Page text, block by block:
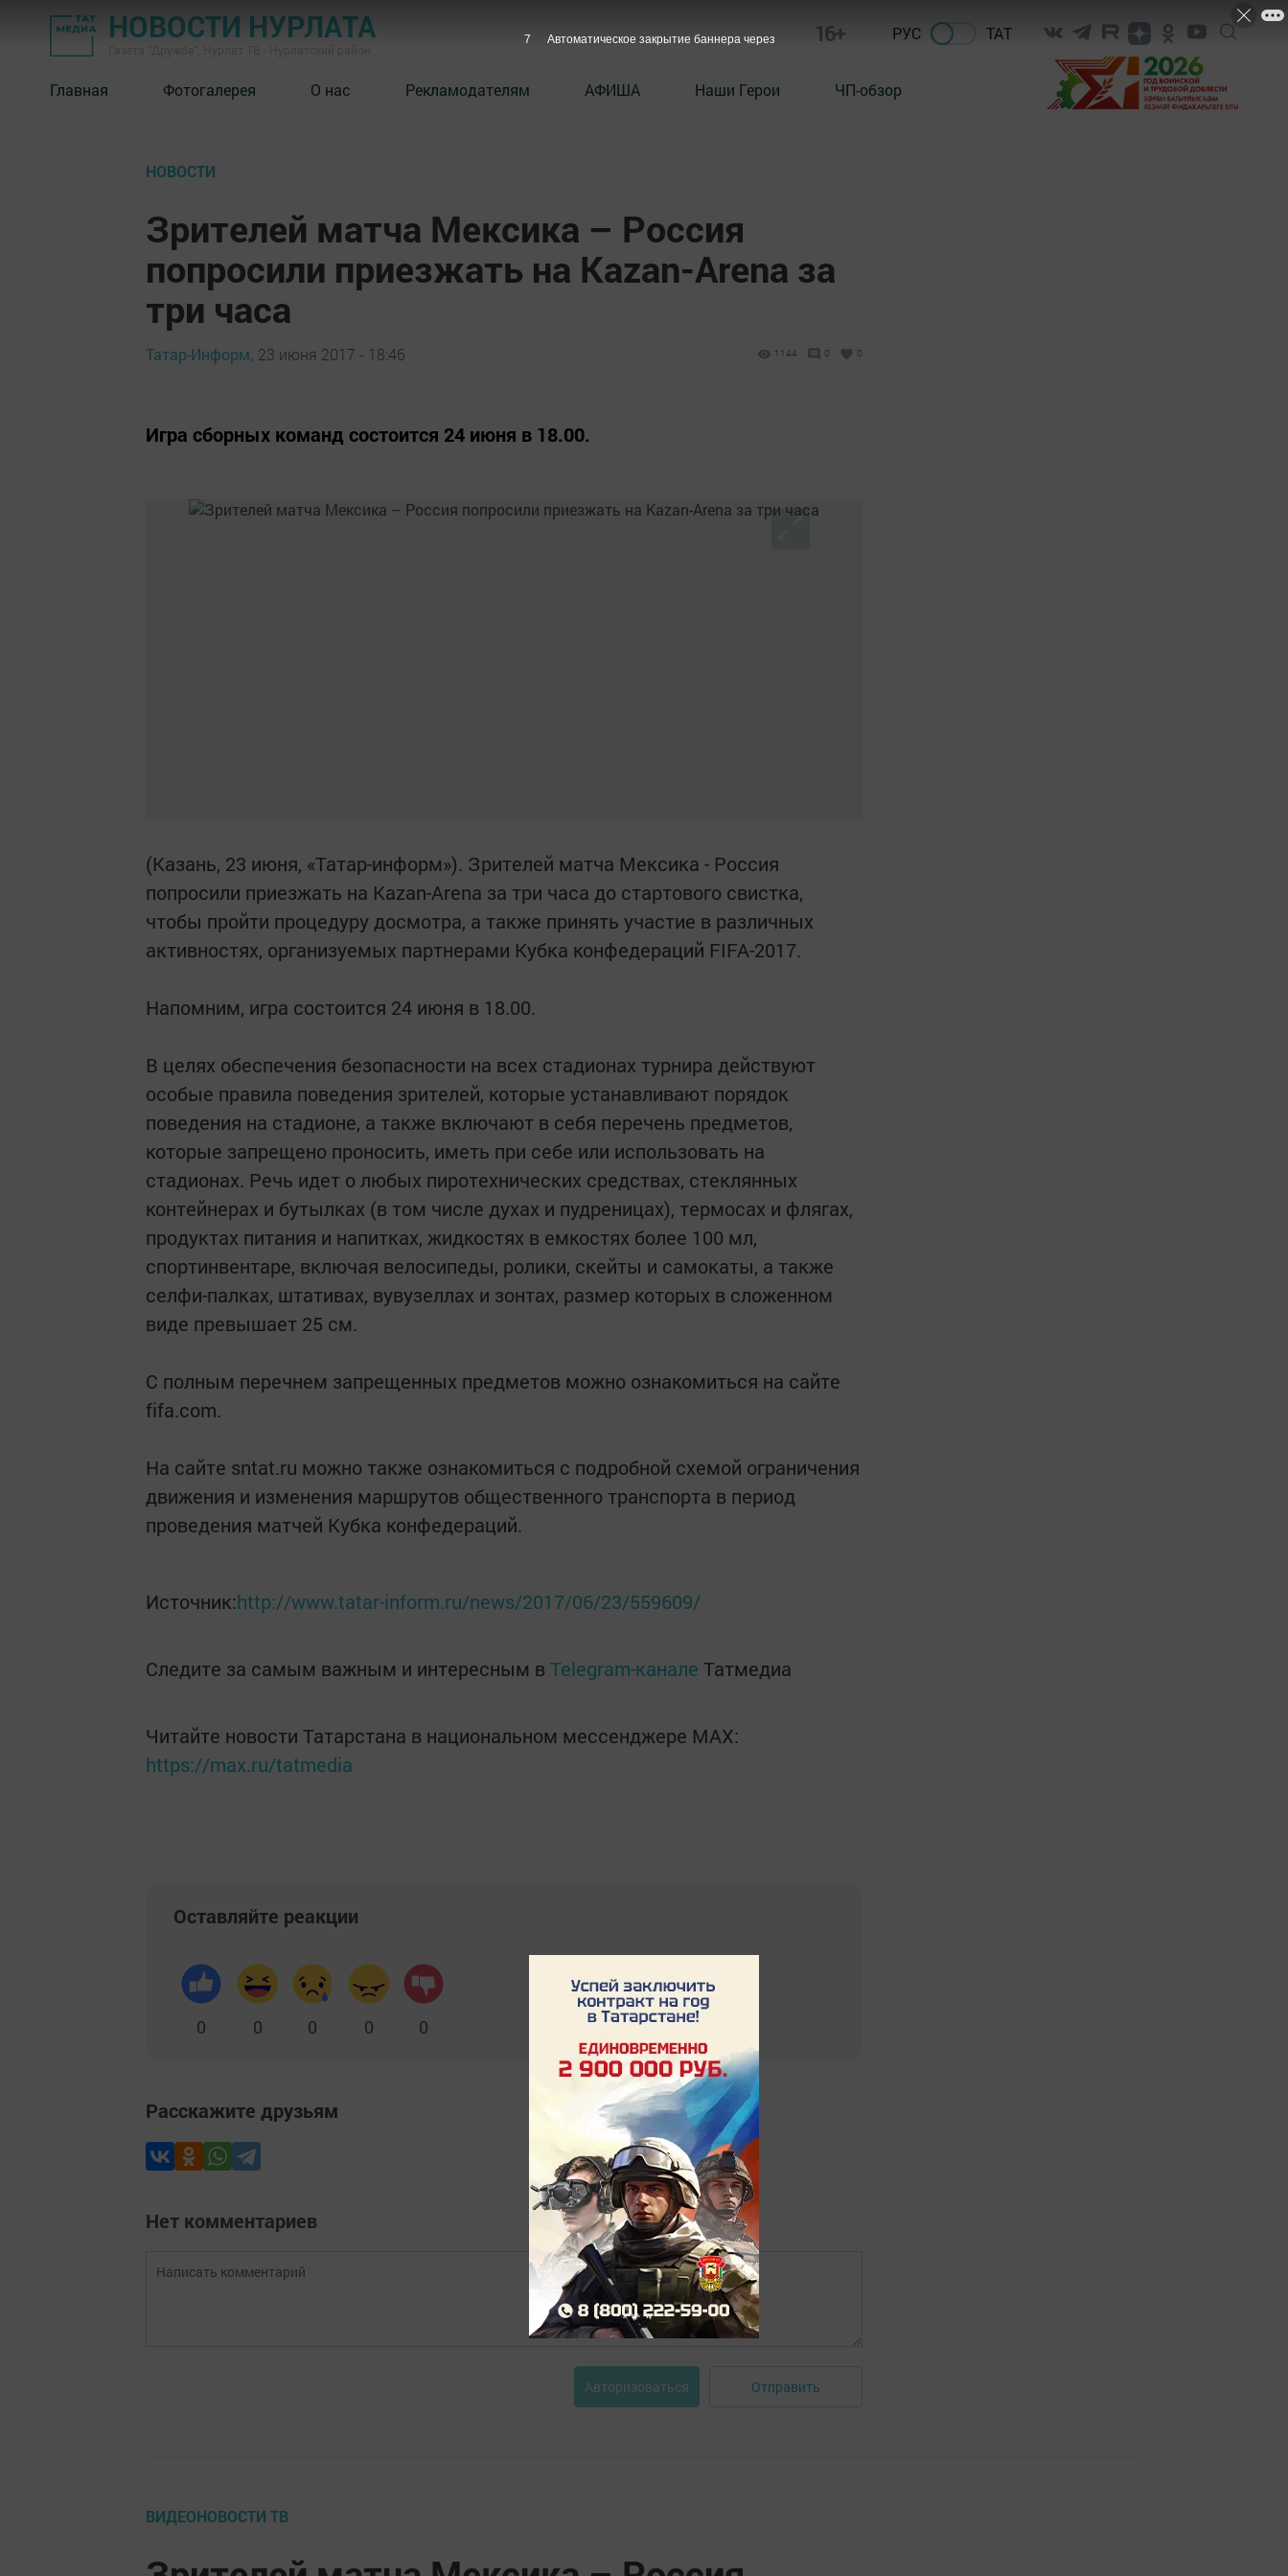
НОВОСТИ НУРЛАТА 16+ РУС ТАТ
Главная Фотогалерея О нас Рекламодателям АФИША Наши Герои ЧП-обзор
НОВОСТИ
Зрителей матча Мексика – Россия
попросили приезжать на Kazan-Arena за
три часа
Татар-Информ, 23 июня 2017 - 18:46 1144 0 0
Игра сборных команд состоится 24 июня в 18.00.
(Казань, 23 июня, «Татар-информ»). Зрителей матча Мексика - Россия
попросили приезжать на Kazan-Arena за три часа до стартового свистка,
чтобы пройти процедуру досмотра, а также принять участие в различных
активностях, организуемых партнерами Кубка конфедераций FIFA-2017.
Напомним, игра состоится 24 июня в 18.00.
В целях обеспечения безопасности на всех стадионах турнира действуют
особые правила поведения зрителей, которые устанавливают порядок
поведения на стадионе, а также включают в себя перечень предметов,
которые запрещено проносить, иметь при себе или использовать на
стадионах. Речь идет о любых пиротехнических средствах, стеклянных
контейнерах и бутылках (в том числе духах и пудреницах), термосах и флягах,
продуктах питания и напитках, жидкостях в емкостях более 100 мл,
спортинвентаре, включая велосипеды, ролики, скейты и самокаты, а также
селфи-палках, штативах, вувузеллах и зонтах, размер которых в сложенном
виде превышает 25 см.
С полным перечнем запрещенных предметов можно ознакомиться на сайте
fifa.com.
На сайте sntat.ru можно также ознакомиться с подробной схемой ограничения
движения и изменения маршрутов общественного транспорта в период
проведения матчей Кубка конфедераций.
Источник:http://www.tatar-inform.ru/news/2017/06/23/559609/
Следите за самым важным и интересным в Telegram-канале Татмедиа
Читайте новости Татарстана в национальном мессенджере MАХ:
https://max.ru/tatmedia
Оставляйте реакции
0 0 0 0 0
Расскажите друзьям
Нет комментариев
Авторизоваться Отправить
ВИДЕОНОВОСТИ ТВ
6 Автоматическое закрытие баннера через